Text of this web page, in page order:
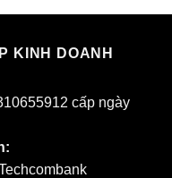
KINH DOANH
cấp ngày